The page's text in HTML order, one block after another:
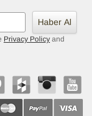
Haber Al
Privacy Policy and